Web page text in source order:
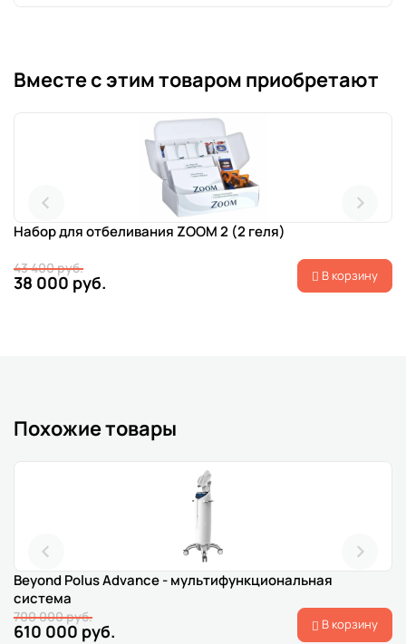
Вместе с этим товаром приобретают
Набор для отбеливания ZOOM 2 (2 геля)
38 000 руб.
43 400 руб. В корзину
Похожие товары
Beyond Polus Advance - мультифункциональная
система
610 000 руб.
700 000 руб. В корзину